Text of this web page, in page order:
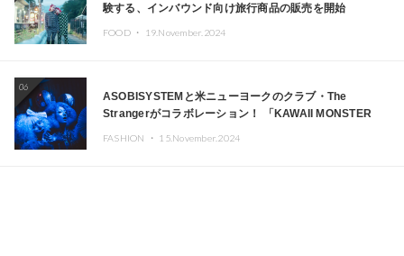
験する、インバウンド向け旅行商品の販売を開始
FOOD ・ 19.November.2024
06
ASOBISYSTEMと米ニューヨークのクラブ・The
Strangerがコラボレーション！ 「KAWAII MONSTER
FASHION ・ 15.November.2024